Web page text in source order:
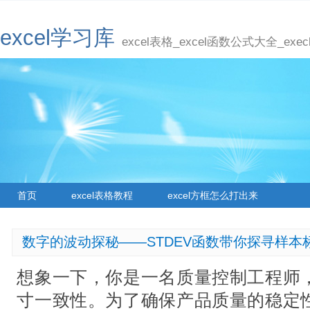
excel学习库 excel表格_excel函数公式大全
首页 excel表格教程 excel方框怎么打出来
数字的波动探秘——STDEV函数带你探寻样本
想象一下，你是一名质量控制工程师
寸一致性。为了确保产品质量的稳定